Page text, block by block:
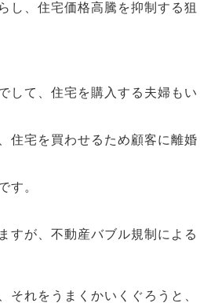
し、住宅価格高騰を抑制する狙
して、住宅を購入する夫婦もい
住宅を買わせるため顧客に離婚
す。
すが、不動産バブル規制による
それをうまくかいくぐろうと、